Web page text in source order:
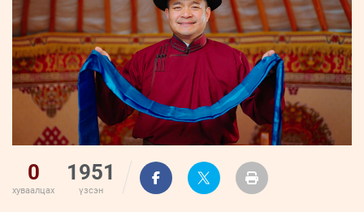
0
хуваалцах
1951
үзсэн